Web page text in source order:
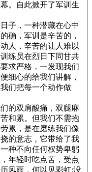
。自此掀开了军训生
子，一种潜藏在心中
确，军训是辛苦的，
人，辛苦的让人难以
练员在烈日下同甘共
求严格，一发现我们
细心的给我们讲解，
们把每一个动作做
的双肩酸痛，双腿麻
和累。但我们不需抱
累，是在磨练我们像
的意志，它带给了我
种不向任何权势卑躬
年轻时吃点苦，受点
风雨，何以见彩虹;没